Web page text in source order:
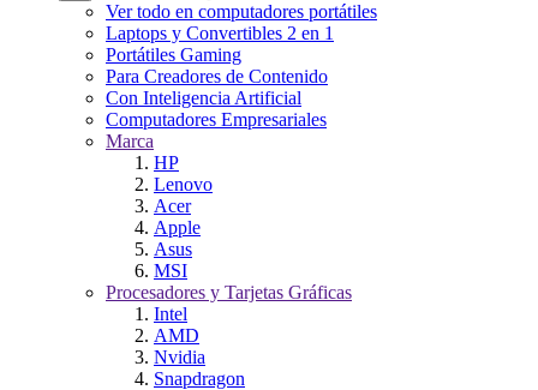
Ver todo en computadores portátiles
Laptops y Convertibles 2 en 1
Portátiles Gaming
Para Creadores de Contenido
Con Inteligencia Artificial
Computadores Empresariales
Marca
HP
Lenovo
Acer
Apple
Asus
MSI
Procesadores y Tarjetas Gráficas
Intel
AMD
Nvidia
Snapdragon